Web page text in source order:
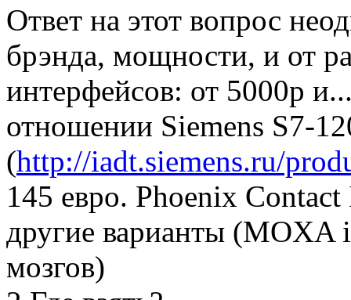
Ответ на этот вопрос
брэнда, мощности, и от
интерфейсов: от 5000р
отношении Siemens S7-
(http://iadt.siemens.ru/
145 евро. Phoenix
другие варианты (MOXA
мозгов)